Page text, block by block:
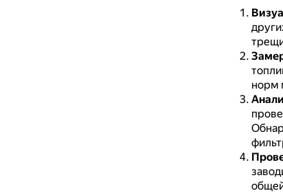
норм